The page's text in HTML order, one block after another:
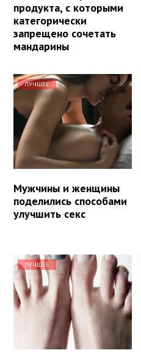
продукта, с которыми
категорически
запрещено сочетать
мандарины
ЛУЧШЕЕ
Мужчины и женщины
поделились способами
улучшить секс
ЛУЧШЕЕ